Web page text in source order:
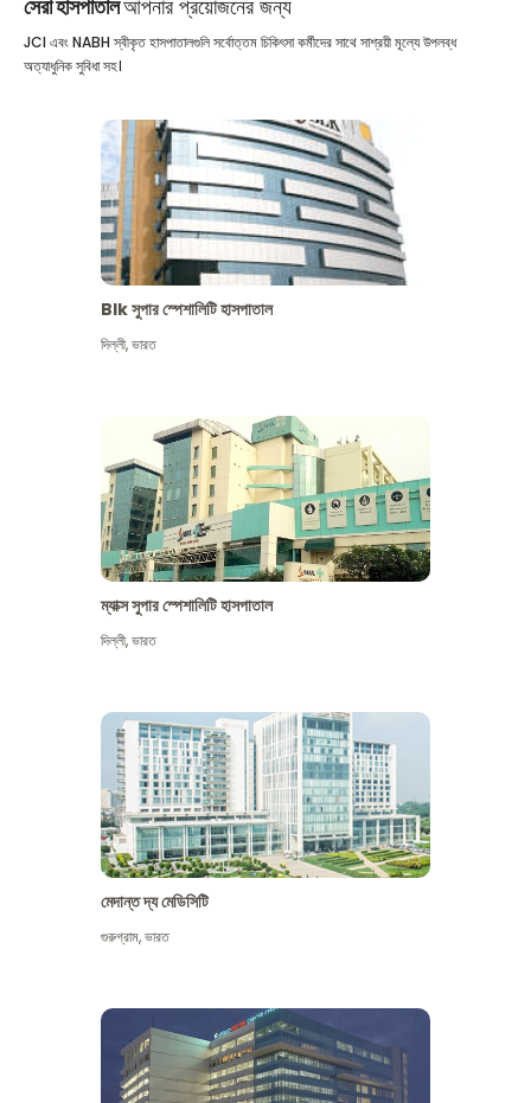
সেরা হাসপাতালআপনার প্রয়োজনের জন্য
JCI এবং NABH স্বীকৃত হাসপাতালগুলি সর্বোত্তম চিকিৎসা কর্মীদের সাথে সাশ্রয়ী মূল্যে উপলব্ধ
অত্যাধুনিক সুবিধা সহ।
Blk সুপার স্পেশালিটি হাসপাতাল
দিল্লী,ভারত
ম্যাক্স সুপার স্পেশালিটি হাসপাতাল
দিল্লী,ভারত
মেদান্ত দ্য মেডিসিটি
গুরুগ্রাম,ভারত